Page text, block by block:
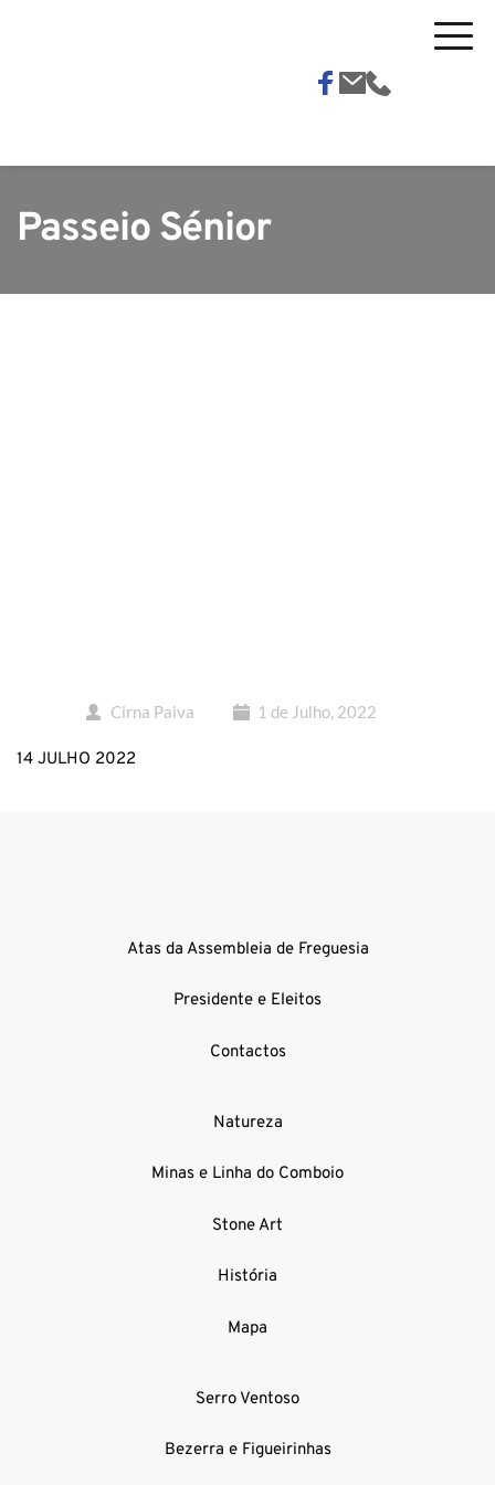
Passeio Sénior
Cirna Paiva 1 de Julho, 2022
14 JULHO 2022
Atas da Assembleia de Freguesia
Presidente e Eleitos
Contactos
Natureza
Minas e Linha do Comboio
Stone Art
História
Mapa
Serro Ventoso
Bezerra e Figueirinhas